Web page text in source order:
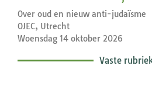
Over oud en nieuw anti-judaïsme
OJEC, Utrecht
Woensdag 14 oktober 2026
Vaste